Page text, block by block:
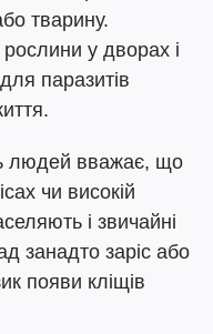
тварину.
у дворах і
паразитів
людей вважає, що
чи високій
і звичайні
занадто заріс або
появи кліщів